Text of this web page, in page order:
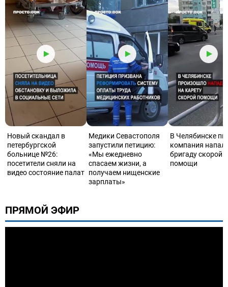
Новый скандал в
петербургской
больнице №26:
посетители сняли на
видео состояние палат
Медики Севастополя
запустили петицию:
«Мы ежедневно
спасаем жизни, а
получаем нищенские
зарплаты»
В Челябинске
компания
бригаду скорой
помощи
ПРЯМОЙ ЭФИР